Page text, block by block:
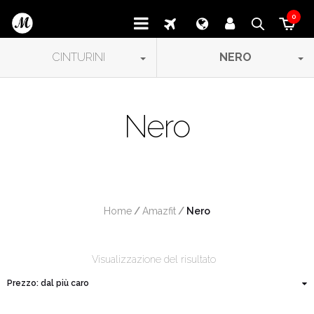
0
CINTURINI NERO
Nero
Home /Amazfit / Nero
Visualizzazione del risultato